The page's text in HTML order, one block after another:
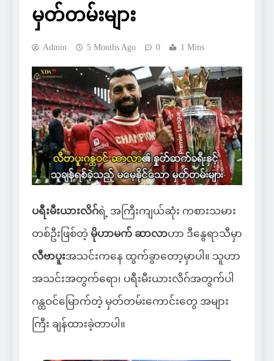
မှတ်တမ်းများ
Admin 5 Months Ago 0 1 Mins
ပရီးမီးယားလိဂ်ရဲ့ အကြီးကျယ်ဆုံး ကစားသမား
တစ်ဦးဖြစ်တဲ့ မိုဟာမက် ဆာလာဟာ ဒီနွေရာသီမှာ
လီဗာပူးအသင်းကနေ ထွက်ခွာတော့မှာပါ။ သူဟာ
အသင်းအတွက်ရော၊ ပရီးမီးယားလိဂ်အတွက်ပါ
ဂန္ထဝင်မြောက်တဲ့ မှတ်တမ်းကောင်းတွေ အများ
ကြီး ချန်ထားခဲ့တာပါ။